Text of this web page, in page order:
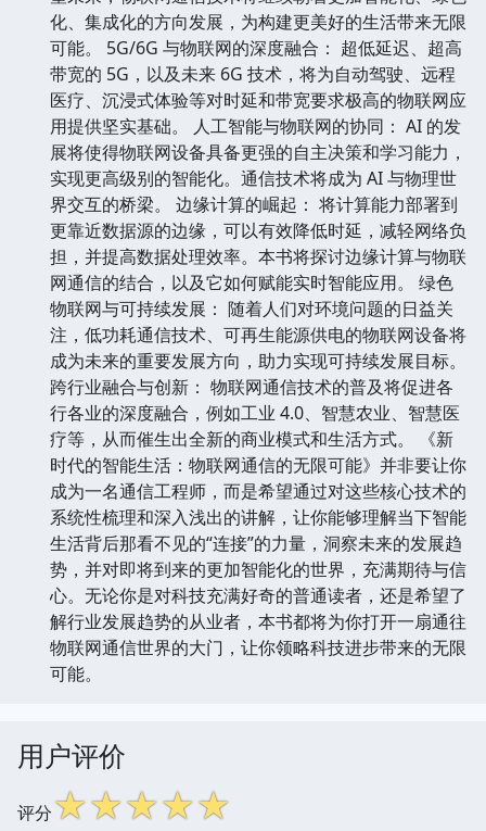
化、集成化的方向发展，为构建更美好的生活带来无限
可能。 5G/6G 与物联网的深度融合： 超低延迟、超高
带宽的 5G，以及未来 6G 技术，将为自动驾驶、远程
医疗、沉浸式体验等对时延和带宽要求极高的物联网应
用提供坚实基础。 人工智能与物联网的协同： AI 的发
展将使得物联网设备具备更强的自主决策和学习能力，
实现更高级别的智能化。通信技术将成为 AI 与物理世
界交互的桥梁。 边缘计算的崛起： 将计算能力部署到
更靠近数据源的边缘，可以有效降低时延，减轻网络负
担，并提高数据处理效率。本书将探讨边缘计算与物联
网通信的结合，以及它如何赋能实时智能应用。 绿色
物联网与可持续发展： 随着人们对环境问题的日益关
注，低功耗通信技术、可再生能源供电的物联网设备将
成为未来的重要发展方向，助力实现可持续发展目标。
跨行业融合与创新： 物联网通信技术的普及将促进各
行各业的深度融合，例如工业 4.0、智慧农业、智慧医
疗等，从而催生出全新的商业模式和生活方式。 《新
时代的智能生活：物联网通信的无限可能》并非要让你
成为一名通信工程师，而是希望通过对这些核心技术的
系统性梳理和深入浅出的讲解，让你能够理解当下智能
生活背后那看不见的“连接”的力量，洞察未来的发展趋
势，并对即将到来的更加智能化的世界，充满期待与信
心。无论你是对科技充满好奇的普通读者，还是希望了
解行业发展趋势的从业者，本书都将为你打开一扇通往
物联网通信世界的大门，让你领略科技进步带来的无限
可能。
用户评价
评分☆☆☆☆☆